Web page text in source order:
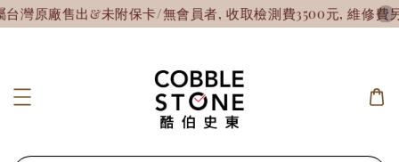
灣原廠售出&未附保卡/無會員者, 收取檢測費3500元, 維修費